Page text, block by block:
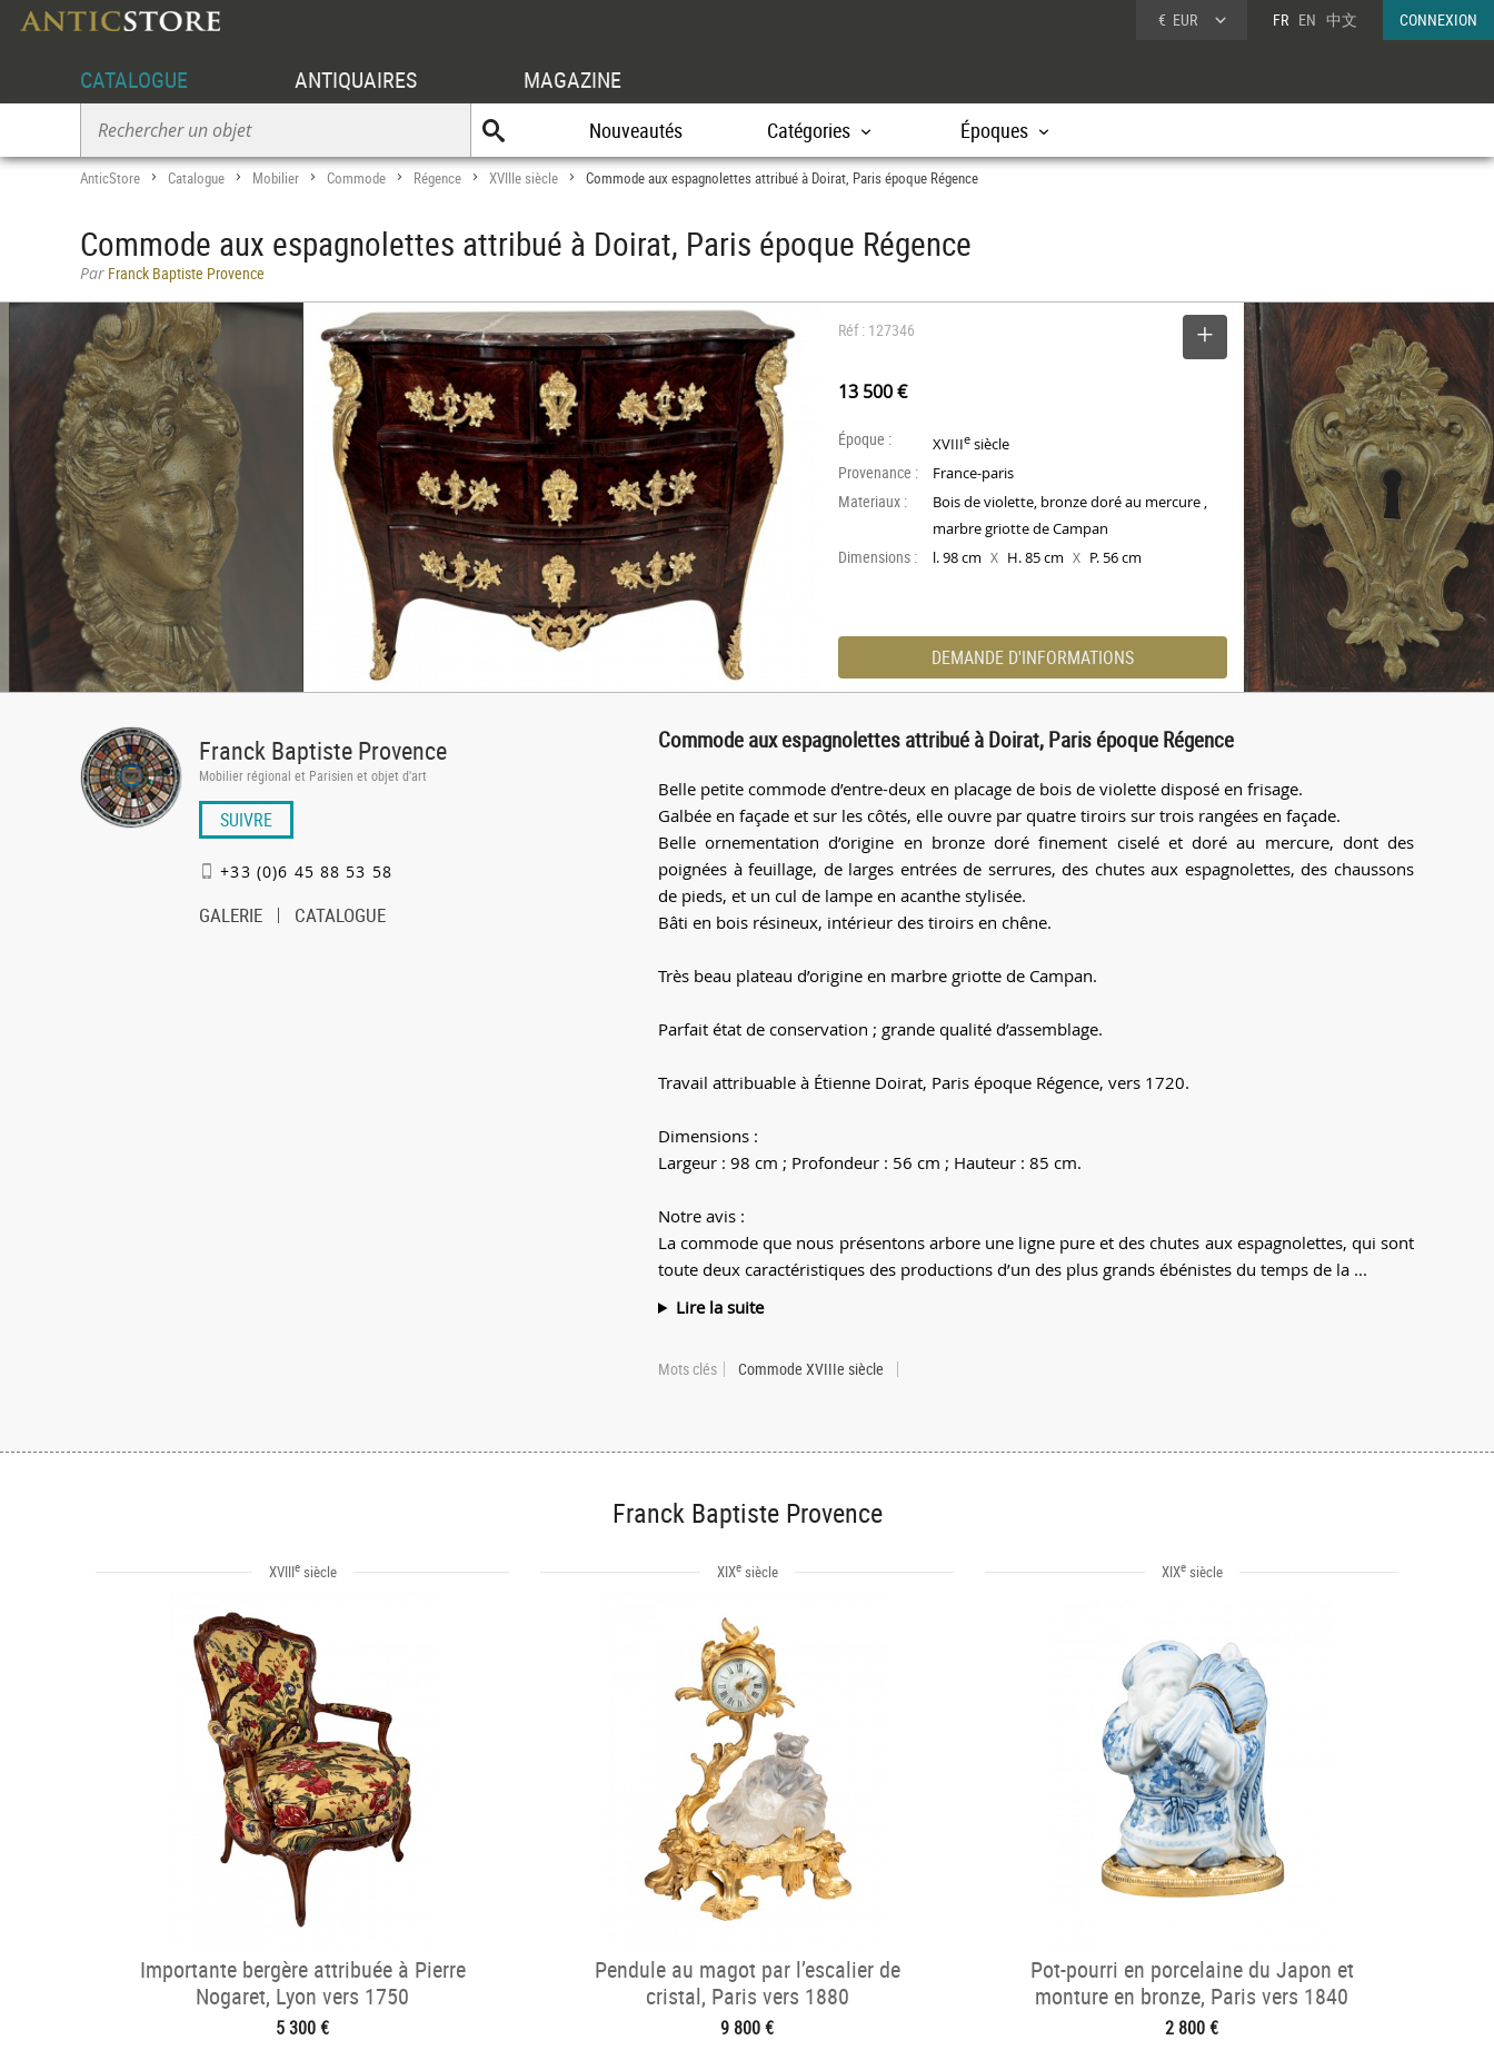
€ EUR FR EN 中文 CONNEXION
CATALOGUE ANTIQUAIRES MAGAZINE
Nouveautés Catégories Époques
AnticStore > Catalogue > Mobilier > Commode > Régence > XVIIIe siècle > Commode aux espagnolettes attribué à Doirat, Paris époque Régence
Commode aux espagnolettes attribué à Doirat, Paris époque Régence
Par Franck Baptiste Provence
Réf : 127346
13 500 €
Époque : XVIIIe siècle
Provenance : France-paris
Materiaux :
Bois de violette, bronze doré au mercure ,
marbre griotte de Campan
Dimensions : l. 98 cm X H. 85 cm X P. 56 cm
DEMANDE D'INFORMATIONS
Franck Baptiste Provence
Mobilier régional et Parisien et objet d'art
SUIVRE
+33 (0)6 45 88 53 58
GALERIE CATALOGUE
Commode aux espagnolettes attribué à Doirat, Paris époque Régence
Belle petite commode d’entre-deux en placage de bois de violette disposé en frisage.
Galbée en façade et sur les côtés, elle ouvre par quatre tiroirs sur trois rangées en façade.
Belle ornementation d’origine en bronze doré finement ciselé et doré au mercure, dont des
poignées à feuillage, de larges entrées de serrures, des chutes aux espagnolettes, des chaussons
de pieds, et un cul de lampe en acanthe stylisée.
Bâti en bois résineux, intérieur des tiroirs en chêne.
Très beau plateau d’origine en marbre griotte de Campan.
Parfait état de conservation ; grande qualité d’assemblage.
Travail attribuable à Étienne Doirat, Paris époque Régence, vers 1720.
Dimensions :
Largeur : 98 cm ; Profondeur : 56 cm ; Hauteur : 85 cm.
Notre avis :
La commode que nous présentons arbore une ligne pure et des chutes aux espagnolettes, qui sont
toute deux caractéristiques des productions d’un des plus grands ébénistes du temps de la ...
Lire la suite
Mots clés Commode XVIIIe siècle
Franck Baptiste Provence
XVIIIesiècle
Importante bergère attribuée à Pierre
Nogaret, Lyon vers 1750
5 300 €
XIXesiècle
Pendule au magot par l’escalier de
cristal, Paris vers 1880
9 800 €
XIXesiècle
Pot-pourri en porcelaine du Japon et
monture en bronze, Paris vers 1840
2 800 €